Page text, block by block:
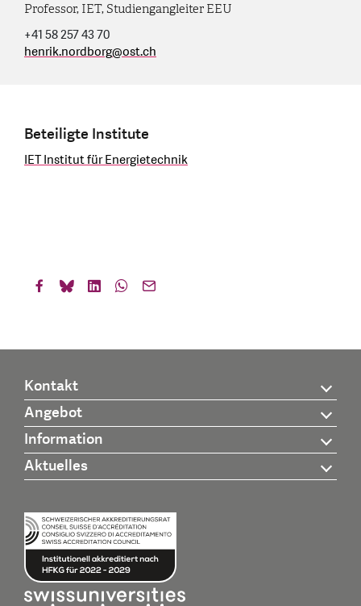
Professor, IET, Studiengangleiter EEU
+41 58 257 43 70
henrik.nordborg@ost.ch
Beteiligte Institute
IET Institut für Energietechnik
Kontakt
Angebot
Information
Aktuelles